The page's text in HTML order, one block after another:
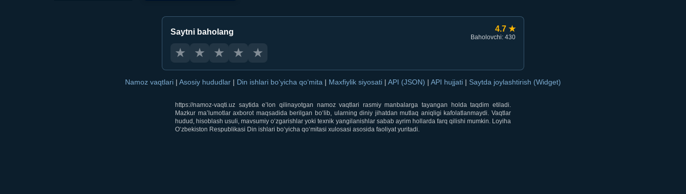
Saytni baholang 4.7 ★
Baholovchi: 430
★ ★ ★ ★ ★
Namoz vaqtlari | Asosiy hududlar | Din ishlari bo‘yicha qo‘mita | Maxfiylik siyosati | API (JSON) | API hujjati | Saytda joylashtirish (Widget)
https://namoz-vaqti.uz saytida e’lon qilinayotgan namoz vaqtlari rasmiy manbalarga tayangan holda taqdim etiladi.
Mazkur ma’lumotlar axborot maqsadida berilgan bo‘lib, ularning diniy jihatdan mutlaq aniqligi kafolatlanmaydi. Vaqtlar
hudud, hisoblash usuli, mavsumiy o‘zgarishlar yoki texnik yangilanishlar sabab ayrim hollarda farq qilishi mumkin. Loyiha
O‘zbekiston Respublikasi Din ishlari bo‘yicha qo‘mitasi xulosasi asosida faoliyat yuritadi.